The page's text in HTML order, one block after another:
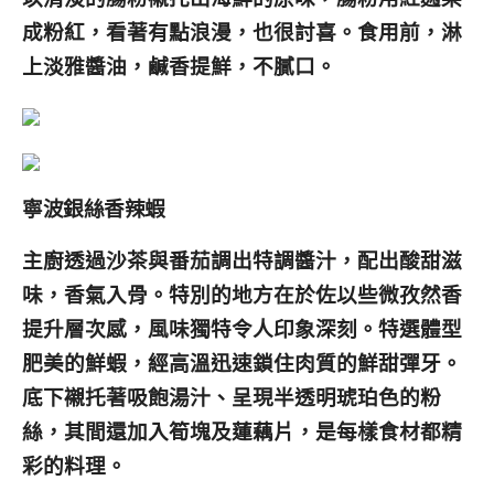
成粉紅，看著有點浪漫，也很討喜。食用前，淋
上淡雅醬油，鹹香提鮮，不膩口。
寧波銀絲香辣蝦
主廚透過沙茶與番茄調出特調醬汁，配出酸甜滋
味，香氣入骨。特別的地方在於佐以些微孜然香
提升層次感，風味獨特令人印象深刻。特選體型
肥美的鮮蝦，經高溫迅速鎖住肉質的鮮甜彈牙。
底下襯托著吸飽湯汁、呈現半透明琥珀色的粉
絲，其間還加入筍塊及蓮藕片，是每樣食材都精
彩的料理。